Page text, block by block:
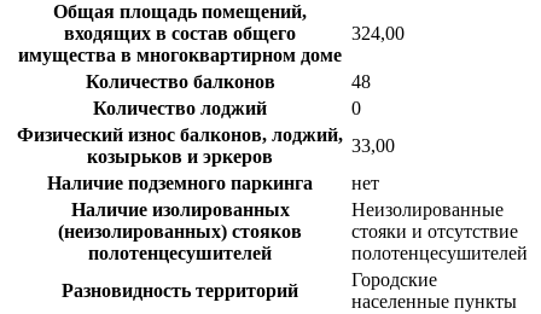
Общая площадь помещений,
входящих в состав общего
имущества в многоквартирном доме
324,00
Количество балконов
48
Количество лоджий
0
Физический износ балконов, лоджий,
козырьков и эркеров
33,00
Наличие подземного паркинга
нет
Наличие изолированных
(неизолированных) стояков
полотенцесушителей
Неизолированные
стояки и отсутствие
полотенцесушителей
Разновидность территорий
Городские
населенные пункты